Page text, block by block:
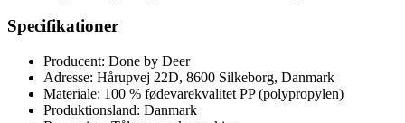
Specifikationer
Producent: Done by Deer
Adresse: Hårupvej 22D, 8600 Silkeborg, Danmark
Materiale: 100 % fødevarekvalitet PP (polypropylen)
Produktionsland: Danmark